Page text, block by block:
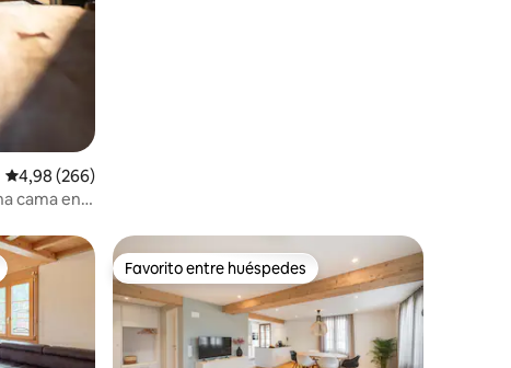
Calificación promedio: 4,98 de 5. 266 evaluaciones
4,98 (266)
cama en
más destacadosFavorito entre huéspedes
Favorito entre huéspedes